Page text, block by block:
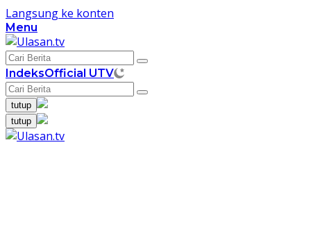
Langsung ke konten
Menu
IndeksOfficial UTV
tutup
tutup